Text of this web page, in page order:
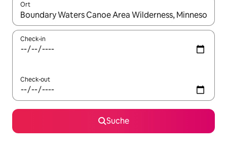
Ort
Wenn Ergebnisse verfügbar sind, navigiere mit den
Check-in
Check-out
Suche